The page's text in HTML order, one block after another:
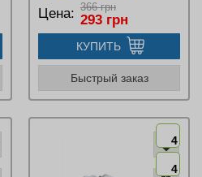
Цена: 366 грн
293 грн
КУПИТЬ
Быстрый заказ
4
4